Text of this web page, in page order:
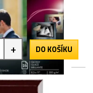
+ DO KOŠÍKU